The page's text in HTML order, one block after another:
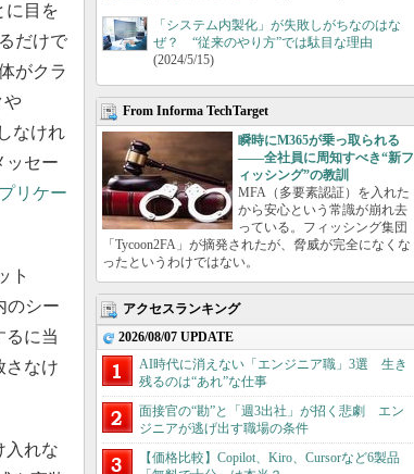
に目を
だけで
がクラ
や
なけれ
ッセー
リケー
ト
のシー
るに当
さなけ
入れな
「システム内製化」が失敗しがちなのはな
ぜ？ “従来のやり方”では駄目な理由
(2024/5/15)
From Informa TechTarget
瞬時にM365が乗っ取られる
――全社員に周知すべき“新フ
ィッシング”の教訓
MFA（多要素認証）を入れた
から安心という常識が崩れ去
っている。フィッシング集団
「Tycoon2FA」が摘発されたが、脅威が完全になくな
ったというわけではない。
アクセスランキング
2026/08/07 UPDATE
AI時代に消えない「エンジニア職」3選 生き
残るのは“あれ”な仕事
面接官の“勘”と「週3出社」が招く悲劇 エン
ジニアが逃げ出す職場の条件
【価格比較】Copilot、Kiro、Cursorなど6製品